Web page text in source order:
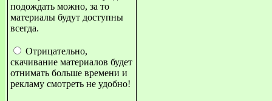
подождать можно, за то
материалы будут доступны
всегда.
Отрицательно,
скачивание материалов будет
отнимать больше времени и
рекламу смотреть не удобно!